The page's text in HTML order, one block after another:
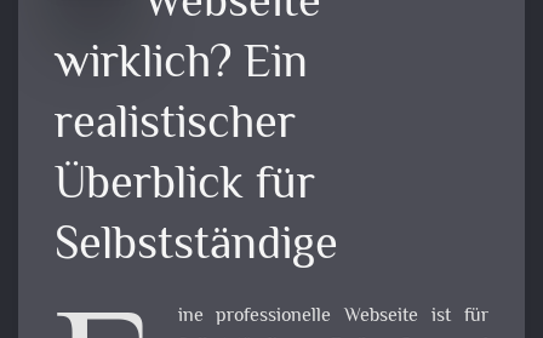
wirklich? Ein
realistischer
Überblick für
Selbstständige
ine professionelle Webseite ist für